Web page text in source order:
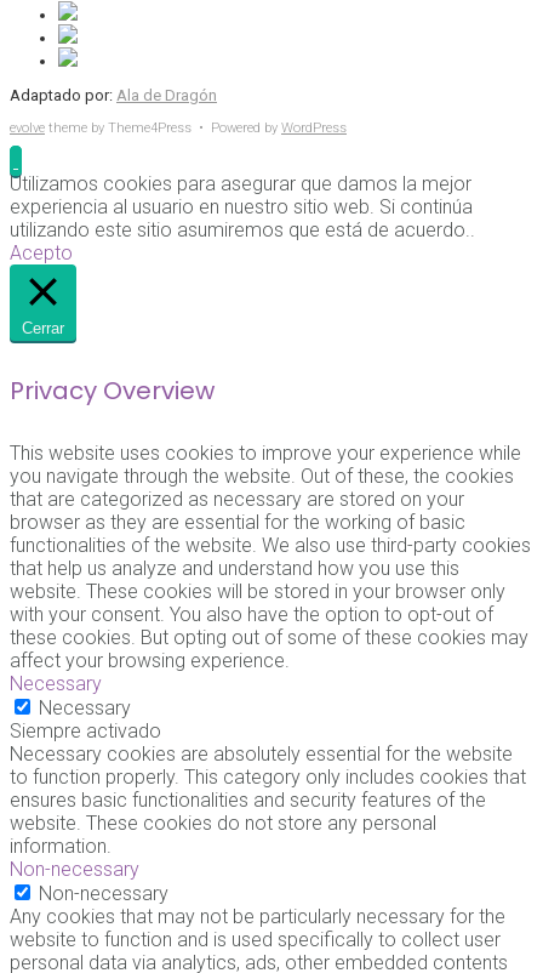
Adaptado por: Ala de Dragón
evolve theme by Theme4Press • Powered by WordPress
Utilizamos cookies para asegurar que damos la mejor
experiencia al usuario en nuestro sitio web. Si continúa
utilizando este sitio asumiremos que está de acuerdo..
Acepto
Cerrar
Privacy Overview
This website uses cookies to improve your experience while
you navigate through the website. Out of these, the cookies
that are categorized as necessary are stored on your
browser as they are essential for the working of basic
functionalities of the website. We also use third-party cookies
that help us analyze and understand how you use this
website. These cookies will be stored in your browser only
with your consent. You also have the option to opt-out of
these cookies. But opting out of some of these cookies may
affect your browsing experience.
Necessary
Necessary
Siempre activado
Necessary cookies are absolutely essential for the website
to function properly. This category only includes cookies that
ensures basic functionalities and security features of the
website. These cookies do not store any personal
information.
Non-necessary
Non-necessary
Any cookies that may not be particularly necessary for the
website to function and is used specifically to collect user
personal data via analytics, ads, other embedded contents